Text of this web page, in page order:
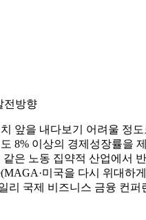
전방향
앞을 내다보기 어려울 정
8% 이상의 경제성장률을
은 노동 집약적 산업에서
미국을 다시 위대
리 국제 비즈니스 금융 컨